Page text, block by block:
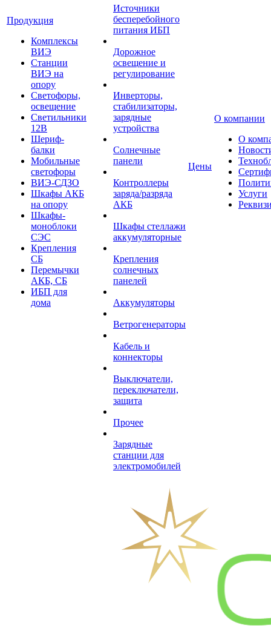
Продукция
Комплексы
ВИЭ
Станции
ВИЭ на
опору
Светофоры,
освещение
Светильники
12В
Шериф-
балки
Мобильные
светофоры
ВИЭ-СДЗО
Шкафы АКБ
на опору
Шкафы-
моноблоки
СЭС
Крепления
СБ
Перемычки
АКБ, СБ
ИБП для
дома
Источники
бесперебойного
питания ИБП
Дорожное
освещение и
регулирование
Инверторы,
стабилизаторы,
зарядные
устройства
Солнечные
панели
Контроллеры
заряда/разряда
АКБ
Шкафы стеллажи
аккумуляторные
Крепления
солнечных
панелей
Аккумуляторы
Ветрогенераторы
Кабель и
коннекторы
Выключатели,
переключатели,
защита
Прочее
Зарядные
станции для
электромобилей
Цены
О компании
О
Услуги